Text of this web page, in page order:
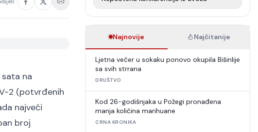
na
2 (potvrđenih
najveći
broj
Najnovije Najčitanije
Ljetna večer u sokaku ponovo okupila Bišinlije
sa svih strrana
DRUŠTVO
Kod 26-godišnjaka u Požegi pronađena
manja količina marihuane
CRNA KRONIKA